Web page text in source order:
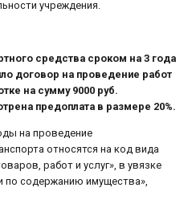
учреждения.
средства сроком на 3 года
договор на проведение работ
на сумму 9000 руб.
предоплата в размере 20%.
на проведение
относятся на код вида
работ и услуг», в увязке
по содержанию имущества»,